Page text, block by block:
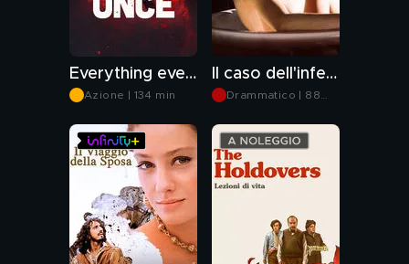
Everything everywhere all at once
Azione | 134 min
Il caso dell'infedele Klara
Drammatico | 88